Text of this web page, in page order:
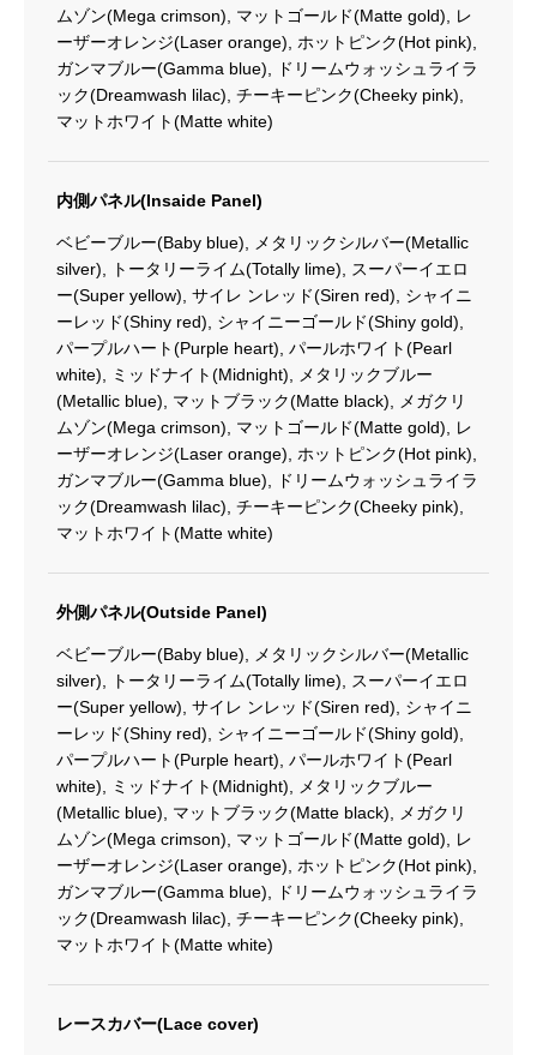
有
り
個
ムゾン(Mega crimson), マットゴールド(Matte gold), レ
ーザーオレンジ(Laser orange), ホットピンク(Hot pink),
ガンマブルー(Gamma blue), ドリームウォッシュライラ
ック(Dreamwash lilac), チーキーピンク(Cheeky pink),
マットホワイト(Matte white)
内側パネル(Insaide Panel)
ベビーブルー(Baby blue), メタリックシルバー(Metallic
silver), トータリーライム(Totally lime), スーパーイエロ
ー(Super yellow), サイレ ンレッド(Siren red), シャイニ
ーレッド(Shiny red), シャイニーゴールド(Shiny gold),
パープルハート(Purple heart), パールホワイト(Pearl
white), ミッドナイト(Midnight), メタリックブルー
(Metallic blue), マットブラック(Matte black), メガクリ
ムゾン(Mega crimson), マットゴールド(Matte gold), レ
ーザーオレンジ(Laser orange), ホットピンク(Hot pink),
ガンマブルー(Gamma blue), ドリームウォッシュライラ
ック(Dreamwash lilac), チーキーピンク(Cheeky pink),
マットホワイト(Matte white)
外側パネル(Outside Panel)
ベビーブルー(Baby blue), メタリックシルバー(Metallic
silver), トータリーライム(Totally lime), スーパーイエロ
ー(Super yellow), サイレ ンレッド(Siren red), シャイニ
ーレッド(Shiny red), シャイニーゴールド(Shiny gold),
パープルハート(Purple heart), パールホワイト(Pearl
white), ミッドナイト(Midnight), メタリックブルー
(Metallic blue), マットブラック(Matte black), メガクリ
ムゾン(Mega crimson), マットゴールド(Matte gold), レ
ーザーオレンジ(Laser orange), ホットピンク(Hot pink),
ガンマブルー(Gamma blue), ドリームウォッシュライラ
ック(Dreamwash lilac), チーキーピンク(Cheeky pink),
マットホワイト(Matte white)
レースカバー(Lace cover)